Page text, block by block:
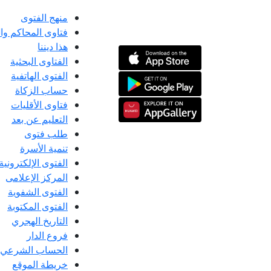
منهج الفتوى
فتاوى المحاكم
هذا ديننا
الفتاوى البحثية
الفتوى الهاتفية
حساب الزكاة
فتاوى الأقليات
التعليم عن بعد
طلب فتوى
تنمية الأسرة
الفتوى الإلكترونية
المركز الإعلامى
الفتوى الشفوية
الفتوى المكتوبة
التاريخ الهجري
فروع الدار
الحساب الشرعي
خريطة الموقع